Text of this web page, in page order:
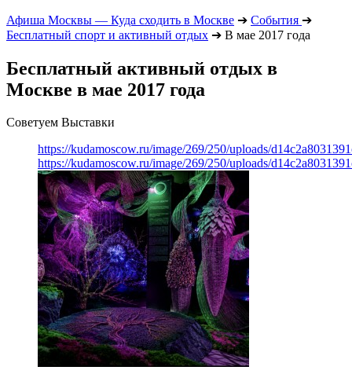
Афиша Москвы — Куда сходить в Москве ➔ События ➔
Бесплатный спорт и активный отдых ➔ В мае 2017 года
Бесплатный активный отдых в
Москве в мае 2017 года
Советуем Выставки
https://kudamoscow.ru/image/269/250/uploads/
https://kudamoscow.ru/image/269/250/uploads/